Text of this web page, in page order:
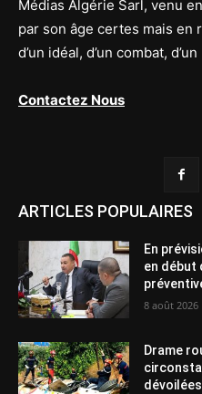
Médias Algérie Sarl, venu
par son âge certes mais en
d’un idéal, d’un combat,
Contactez Nous
ARTICLES POPULAIRES
En
en début
8 août 2026
Drame